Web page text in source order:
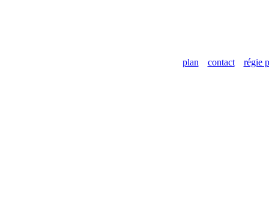
plan contact régie